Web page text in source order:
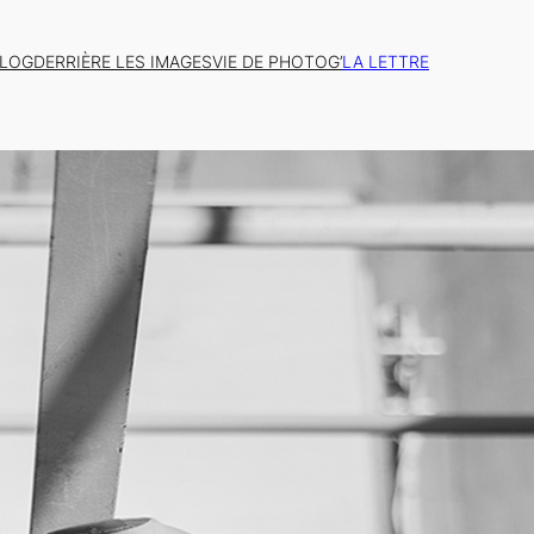
DERRIÈRE LES IMAGESVIE DE PHOTOG’LA LETTRE